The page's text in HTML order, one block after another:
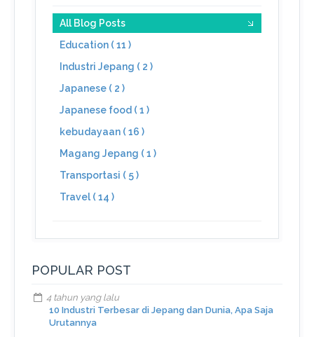
All Blog Posts
Education ( 11 )
Industri Jepang ( 2 )
Japanese ( 2 )
Japanese food ( 1 )
kebudayaan ( 16 )
Magang Jepang ( 1 )
Transportasi ( 5 )
Travel ( 14 )
POPULAR POST
4 tahun yang lalu
10 Industri Terbesar di Jepang dan Dunia, Apa Saja
Urutannya